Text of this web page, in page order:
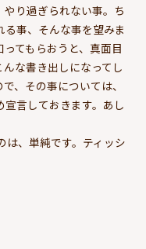
り過ぎられない事。ち
事、そんな事を望みま
てもらおうと、真面目
な書き出しになってし
、その事については、
言しておきます。あし
は、単純です。ティッシ